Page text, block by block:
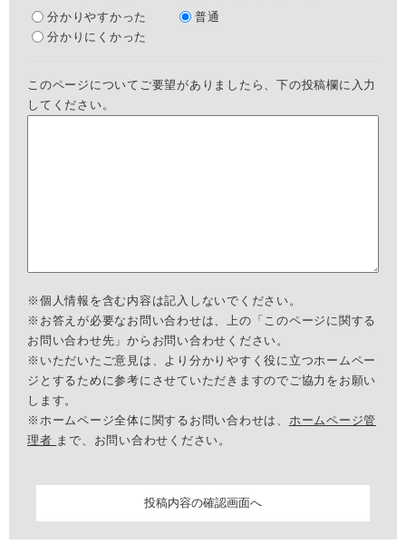
分かりやすかった
普通
分かりにくかった
このページについてご要望がありましたら、下の投稿欄に入力
してください。
※個人情報を含む内容は記入しないでください。
※お答えが必要なお問い合わせは、上の「このページに関する
お問い合わせ先」からお問い合わせください。
※いただいたご意見は、より分かりやすく役に立つホームペー
ジとするために参考にさせていただきますのでご協力をお願い
します。
※ホームページ全体に関するお問い合わせは、 ホームページ管
理者 まで、お問い合わせください。